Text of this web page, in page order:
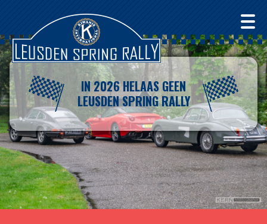
IN 2026 HELAAS GEEN
LEUSDEN SPRING RALLY